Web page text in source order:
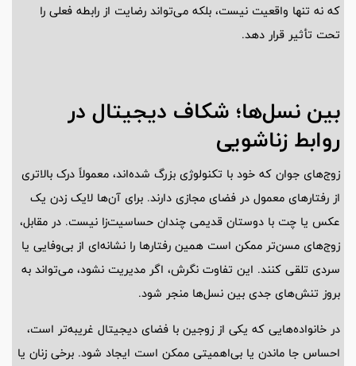
که نه تنها واقعیت نیست، بلکه می‌تواند رضایت از رابطه فعلی را
تحت تأثیر قرار دهد.
بین نسل‌ها؛ شکاف دیجیتال در
روابط زناشویی
زوج‌های جوان که خود با تکنولوژی بزرگ شده‌اند، معمولاً درک بالاتری
از رفتارهای معمول در فضای مجازی دارند. برای آن‌ها لایک زدن یک
عکس یا چت با دوستان قدیمی چندان حساسیت‌زا نیست. در مقابل،
زوج‌های مسن‌تر ممکن است همین رفتارها را نشانه‌ای از بی‌وفایی یا
سردی تلقی کنند. این تفاوت نگرش، اگر مدیریت نشود، می‌تواند به
بروز تنش‌های جدی بین نسل‌ها منجر شود.
در خانواده‌هایی که یکی از زوجین با فضای دیجیتال غریبه‌تر است،
احساس جا ماندن یا بی‌اهمیتی ممکن است ایجاد شود. برخی زنان یا